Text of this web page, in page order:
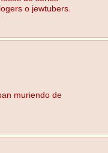
o jewtubers.
muriendo de